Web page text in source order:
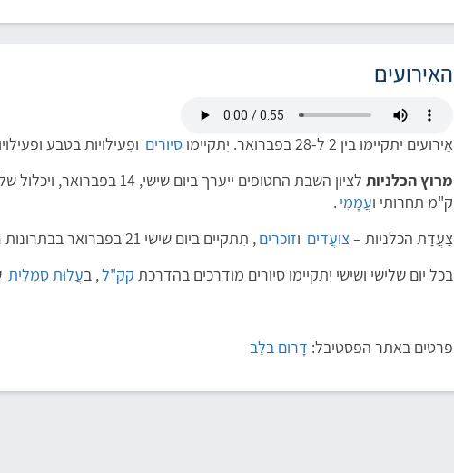
האֵירועים
אֵירועים יתקיימו בין 2 ל-28 בפברואר. יִתקיימו סיורים ופְעילויות בטבע
מרוץ הכלניות לציון השבת החטופים ייערך ביום שישי, 14 בפברואר, ויכלול שלושה
ק"מ תחרותי ועֲמָמִי .
צַעֲדַת הכלניות –צועֲדים וזוכרים, תִתקיים ביום שישי 21 בפברואר בבתרונות רוחמה.
בכל יום שלישי ושישי יִתקיימו סיורים מודרכים בהדרכת קק"ל, בעֲלוּת סִמְלית
פרטים באתר הפסטיבל: דָרום בלֵב